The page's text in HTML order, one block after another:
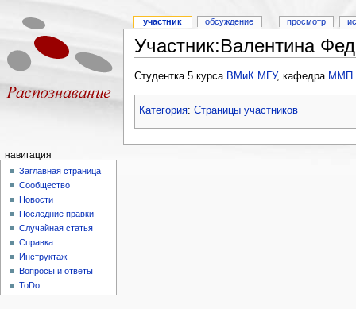
Участник:Валентина
Студентка 5 курса ВМиК МГУ, кафедра ММП .
Категория: Страницы участников
участник обсуждение просмотр
навигация
Заглавная страница
Сообщество
Новости
Последние правки
Случайная статья
Справка
Инструктаж
Вопросы и ответы
ToDo